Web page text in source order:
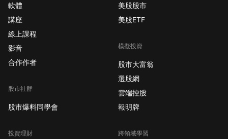
軟體
講座
線上課程
影音
合作作者
股市社群
股市爆料同學會
投資理財
美股股市
美股ETF
模擬投資
股市大富翁
選股網
雲端控股
報明牌
跨領域學習